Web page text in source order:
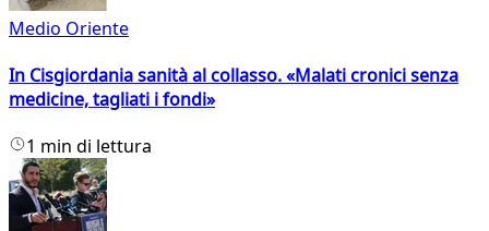
Medio Oriente
In Cisgiordania sanità al collasso. «Malati cronici senza
medicine, tagliati i fondi»
1 min di lettura